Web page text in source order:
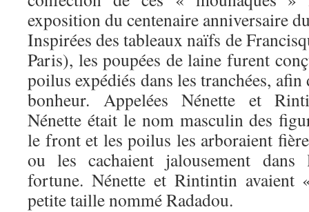
exposition du centenaire anniversaire
Inspirées des tableaux naïfs de
Paris), les poupées de laine furent
poilus expédiés dans les tranchées,
bonheur. Appelées Nénette et
Nénette était le nom masculin des
le front et les poilus les arboraient
ou les cachaient jalousement dans
fortune. Nénette et Rintintin
petite taille nommé Radadou.